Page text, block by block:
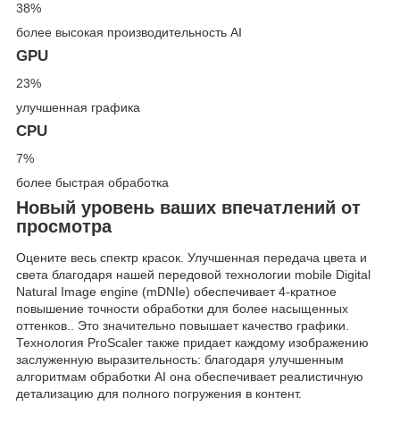
38%
более высокая производительность AI
GPU
23%
улучшенная графика
CPU
7%
более быстрая обработка
Новый уровень ваших впечатлений от
просмотра
Оцените весь спектр красок. Улучшенная передача цвета и
света благодаря нашей передовой технологии mobile Digital
Natural Image engine (mDNIe) обеспечивает 4-кратное
повышение точности обработки для более насыщенных
оттенков.. Это значительно повышает качество графики.
Технология ProScaler также придает каждому изображению
заслуженную выразительность: благодаря улучшенным
алгоритмам обработки AI она обеспечивает реалистичную
детализацию для полного погружения в контент.